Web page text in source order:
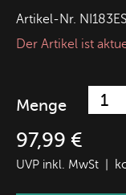
Artikel-Nr.
Der Artikel ist
Menge
97,99 €
UVP inkl. MwSt |